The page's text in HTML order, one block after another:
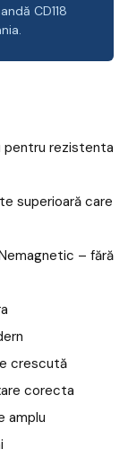
CD118
pentru rezistenta
superioară care
– fără
crescută
corecta
amplu